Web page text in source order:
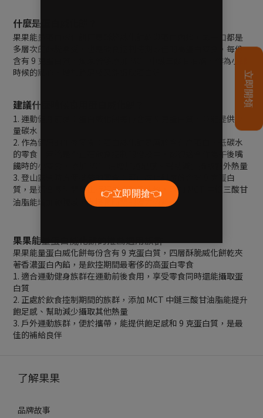
什麼是蛋白威化餅？
果果能量蛋白威化餅四層酥脆威化餅乾與蛋白內餡，每一口都是
多層次的酥脆享受，也是飲食控制時期最佳的高蛋白零食，每份
含有 9 克蛋白質，獨家奢侈添加 MCT 中鏈三酸甘油脂，作為小餓
時候的點心，增加飽足感又能攝取蛋白質
建議什麼時候食用蛋白威化餅？
1. 運動健身前後：蛋白威化餅每份含有 9 克蛋白質，並能提供少
量碳水
2. 作為健康的午後零食：蛋白威化餅是屬於含有高蛋白、低碳水
的零食，無論是否正在飲食控制的階段中，都很適合作為午後嘴
饞時的小零食，添加 MCT 油增加飽足感、幫助減少攝取額外熱量
3. 登山露營時方便攜帶的零食：蛋白威化餅每份含有 9 克蛋白
質，是適合長時間登山行程中的熱量補給，添加 MCT 中鏈三酸甘
油脂能增加飽腹感，支援長時間的體力消耗
果果能量蛋白威化餅的推薦適用族群
果果能量蛋白威化餅每份含有 9 克蛋白質，四層酥脆威化餅乾夾
著香濃蛋白內餡，是飲控期間最奢侈的高蛋白零食
1. 適合運動健身族群在運動前後食用，享受零食同時還能攝取蛋
白質
2. 正處於飲食控制期間的族群，添加 MCT 中鏈三酸甘油脂能提升
飽足感、幫助減少攝取其他熱量
3. 戶外運動族群，便於攜帶，能提供飽足感和 9 克蛋白質，是最
佳的補給良伴
了解果果
品牌故事